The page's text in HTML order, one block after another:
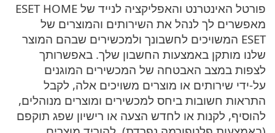
פורטל האינטרנט והאפליקציה לנייד של ESET HOME
מאפשרים לך לנהל את השירותים והמוצרים של
ESET המשויכים לחשבונך ולמכשירים שבהם המוצר
שלנו מותקן באמצעות החשבון שלך. באפשרותך
לצפות במצב האבטחה של המכשירים המוגנים
על-ידי שירותים או מוצרים משויכים אלה, לקבל
התראות חשובות ביחס למכשירים ומוצרים מנוהלים,
להוסיף, לקנות או לחדש הצעה או רישיון שפג תוקפם